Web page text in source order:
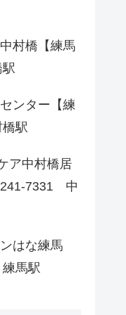
村橋【練馬
ンター【練
駅
ア中村橋居
7331 中
はな練馬
馬駅